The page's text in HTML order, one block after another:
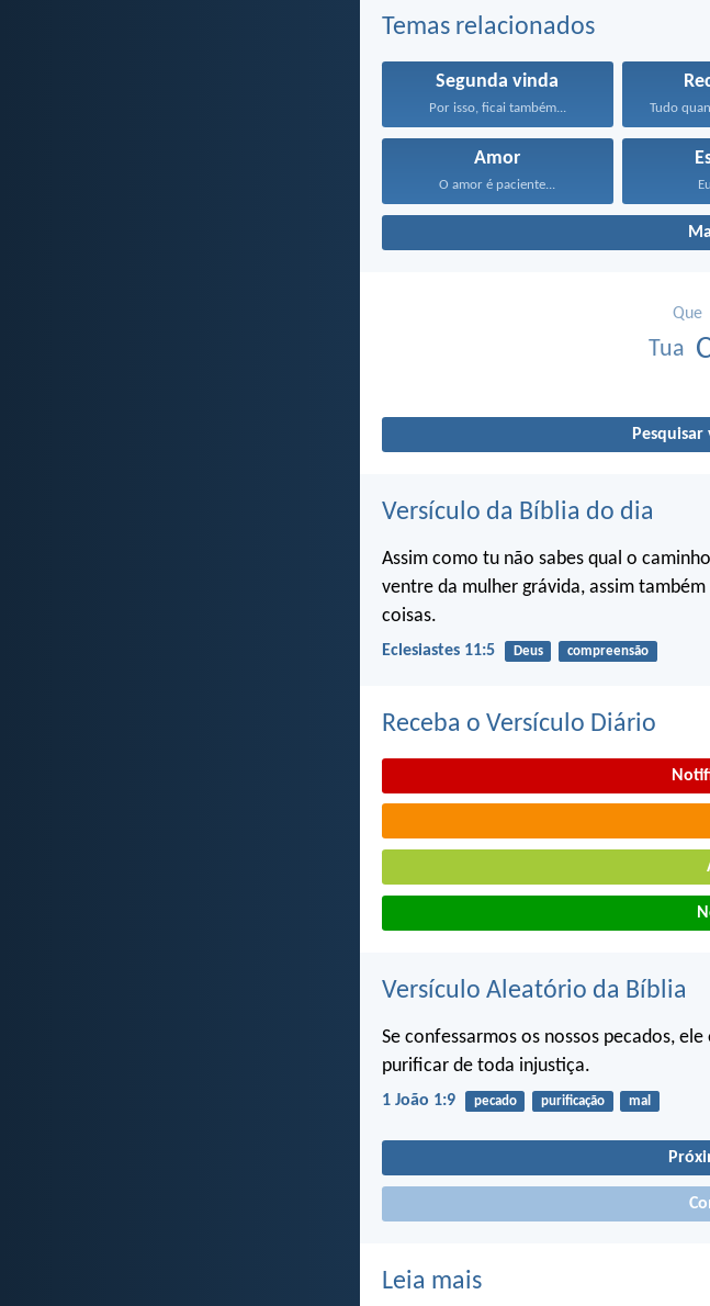
Temas relacionados
Segunda vinda
Por isso, ficai também...
Amor
O amor é paciente...
Que
Tua
Versículo da Bíblia do dia
Assim como tu não sabes qual o
ventre da mulher grávida, assim
coisas.
Eclesiastes 11:5 Deus compreensão
Receba o Versículo Diário
Versículo Aleatório da Bíblia
Se confessarmos os nossos pecados,
purificar de toda injustiça.
1 João 1:9 pecado purificação mal
Leia mais